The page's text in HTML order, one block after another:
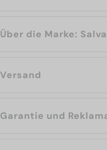
Über die
Versand
Garantie und